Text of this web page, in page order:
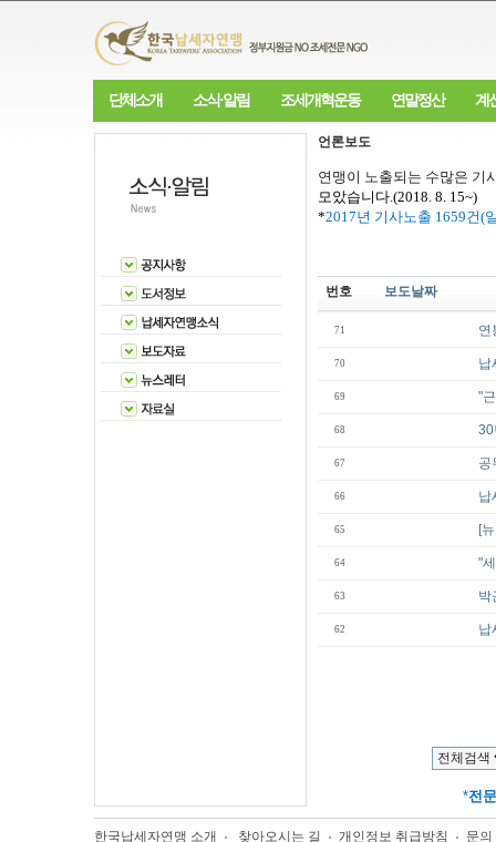
단체소개 소식·알림 조세개혁운동 연말정산 계
언론보도
연맹이 노출되는 수많은 기
모았습니다.(2018. 8. 15~)
*2017년 기사노출 1659건(
번호 보도날짜
71 연
70 납
69 "
68 30
67 공
66 납
65 [
64 "
63 박
62 납
*전문
한국납세자연맹 소개 찾아오시는 길 개인정보 취급방침 문